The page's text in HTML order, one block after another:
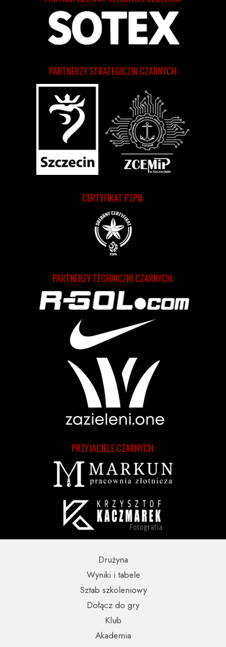
CERTYFIKAT PZPN:
PRZYJACIELE CZARNYCH:
PARTNERZY TECHNICZNI CZARNYCH:
PARTNERZY STRATEGICZNI CZARNYCH:
Wyniki i tabele
Sztab szkoleniowy
Dołącz do gry
Drużyna
Akademia
Klub